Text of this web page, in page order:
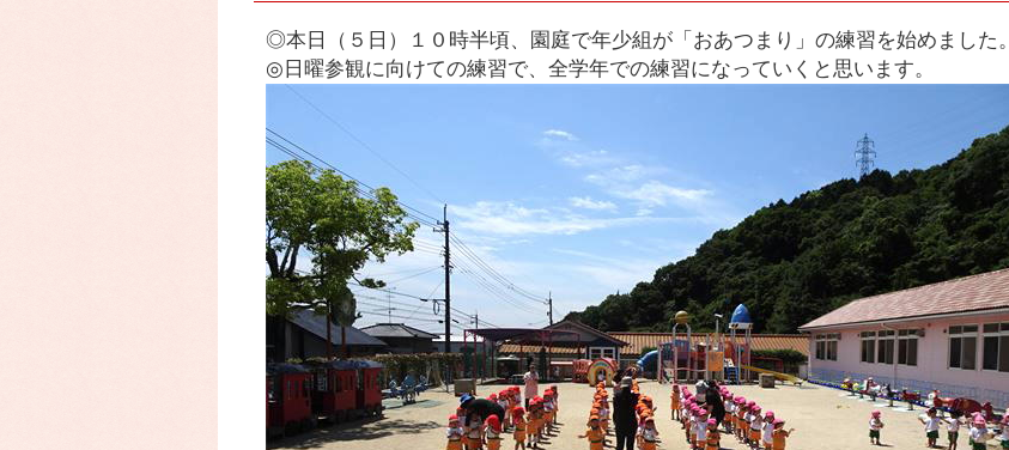
◎本日（５日）１０時半頃、園庭で年少組が「おあつまり」の練習を始めました。
◎日曜参観に向けての練習で、全学年での練習になっていくと思います。